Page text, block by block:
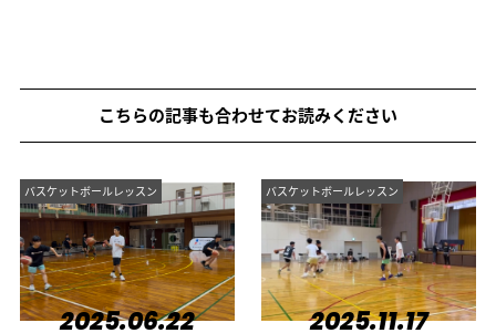
こちらの記事も合わせてお読みください
バスケットボールレッスン
2025.06.22
バスケットボールレッスン
2025.11.17